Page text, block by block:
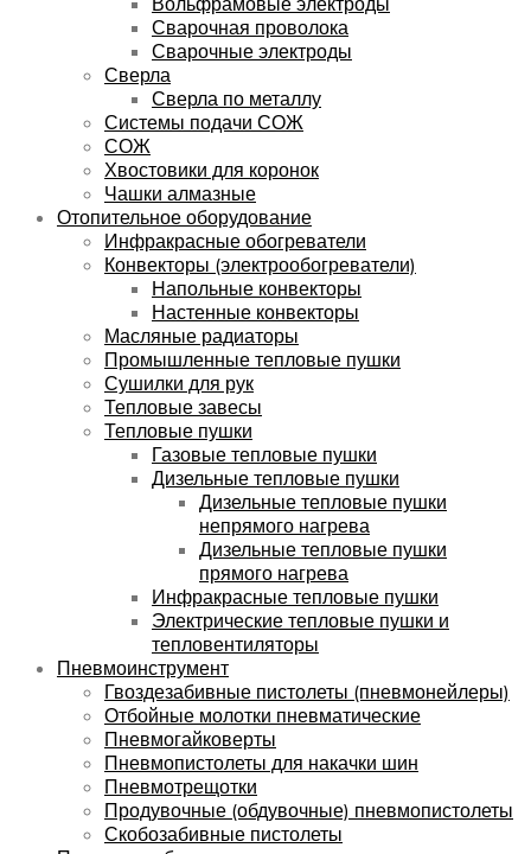
Сварочная проволока
Сварочные электроды
Сверла
Сверла по металлу
Системы подачи СОЖ
СОЖ
Хвостовики для коронок
Чашки алмазные
Отопительное оборудование
Инфракрасные обогреватели
Конвекторы (электрообогреватели)
Напольные конвекторы
Настенные конвекторы
Масляные радиаторы
Промышленные тепловые пушки
Сушилки для рук
Тепловые завесы
Тепловые пушки
Газовые тепловые пушки
Дизельные тепловые пушки
Дизельные тепловые пушки
непрямого нагрева
Дизельные тепловые пушки
прямого нагрева
Инфракрасные тепловые пушки
Электрические тепловые пушки и
тепловентиляторы
Пневмоинструмент
Гвоздезабивные пистолеты (пневмонейлеры)
Отбойные молотки пневматические
Пневмогайковерты
Пневмопистолеты для накачки шин
Пневмотрещотки
Продувочные (обдувочные) пневмопистолеты
Скобозабивные пистолеты